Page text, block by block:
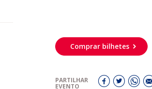
Comprar bilhetes
PARTILHAR
EVENTO